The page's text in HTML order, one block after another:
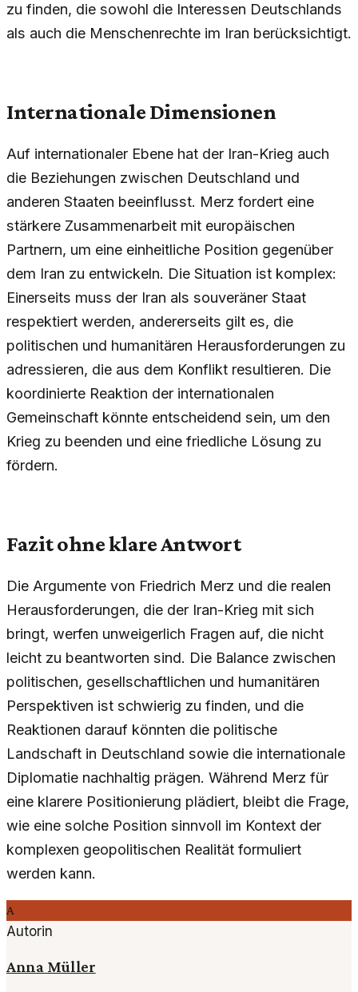
zu finden, die sowohl die Interessen Deutschlands
als auch die Menschenrechte im Iran berücksichtigt.
Internationale Dimensionen
Auf internationaler Ebene hat der Iran-Krieg auch
die Beziehungen zwischen Deutschland und
anderen Staaten beeinflusst. Merz fordert eine
stärkere Zusammenarbeit mit europäischen
Partnern, um eine einheitliche Position gegenüber
dem Iran zu entwickeln. Die Situation ist komplex:
Einerseits muss der Iran als souveräner Staat
respektiert werden, andererseits gilt es, die
politischen und humanitären Herausforderungen zu
adressieren, die aus dem Konflikt resultieren. Die
koordinierte Reaktion der internationalen
Gemeinschaft könnte entscheidend sein, um den
Krieg zu beenden und eine friedliche Lösung zu
fördern.
Fazit ohne klare Antwort
Die Argumente von Friedrich Merz und die realen
Herausforderungen, die der Iran-Krieg mit sich
bringt, werfen unweigerlich Fragen auf, die nicht
leicht zu beantworten sind. Die Balance zwischen
politischen, gesellschaftlichen und humanitären
Perspektiven ist schwierig zu finden, und die
Reaktionen darauf könnten die politische
Landschaft in Deutschland sowie die internationale
Diplomatie nachhaltig prägen. Während Merz für
eine klarere Positionierung plädiert, bleibt die Frage,
wie eine solche Position sinnvoll im Kontext der
komplexen geopolitischen Realität formuliert
werden kann.
A
Autorin
Anna Müller